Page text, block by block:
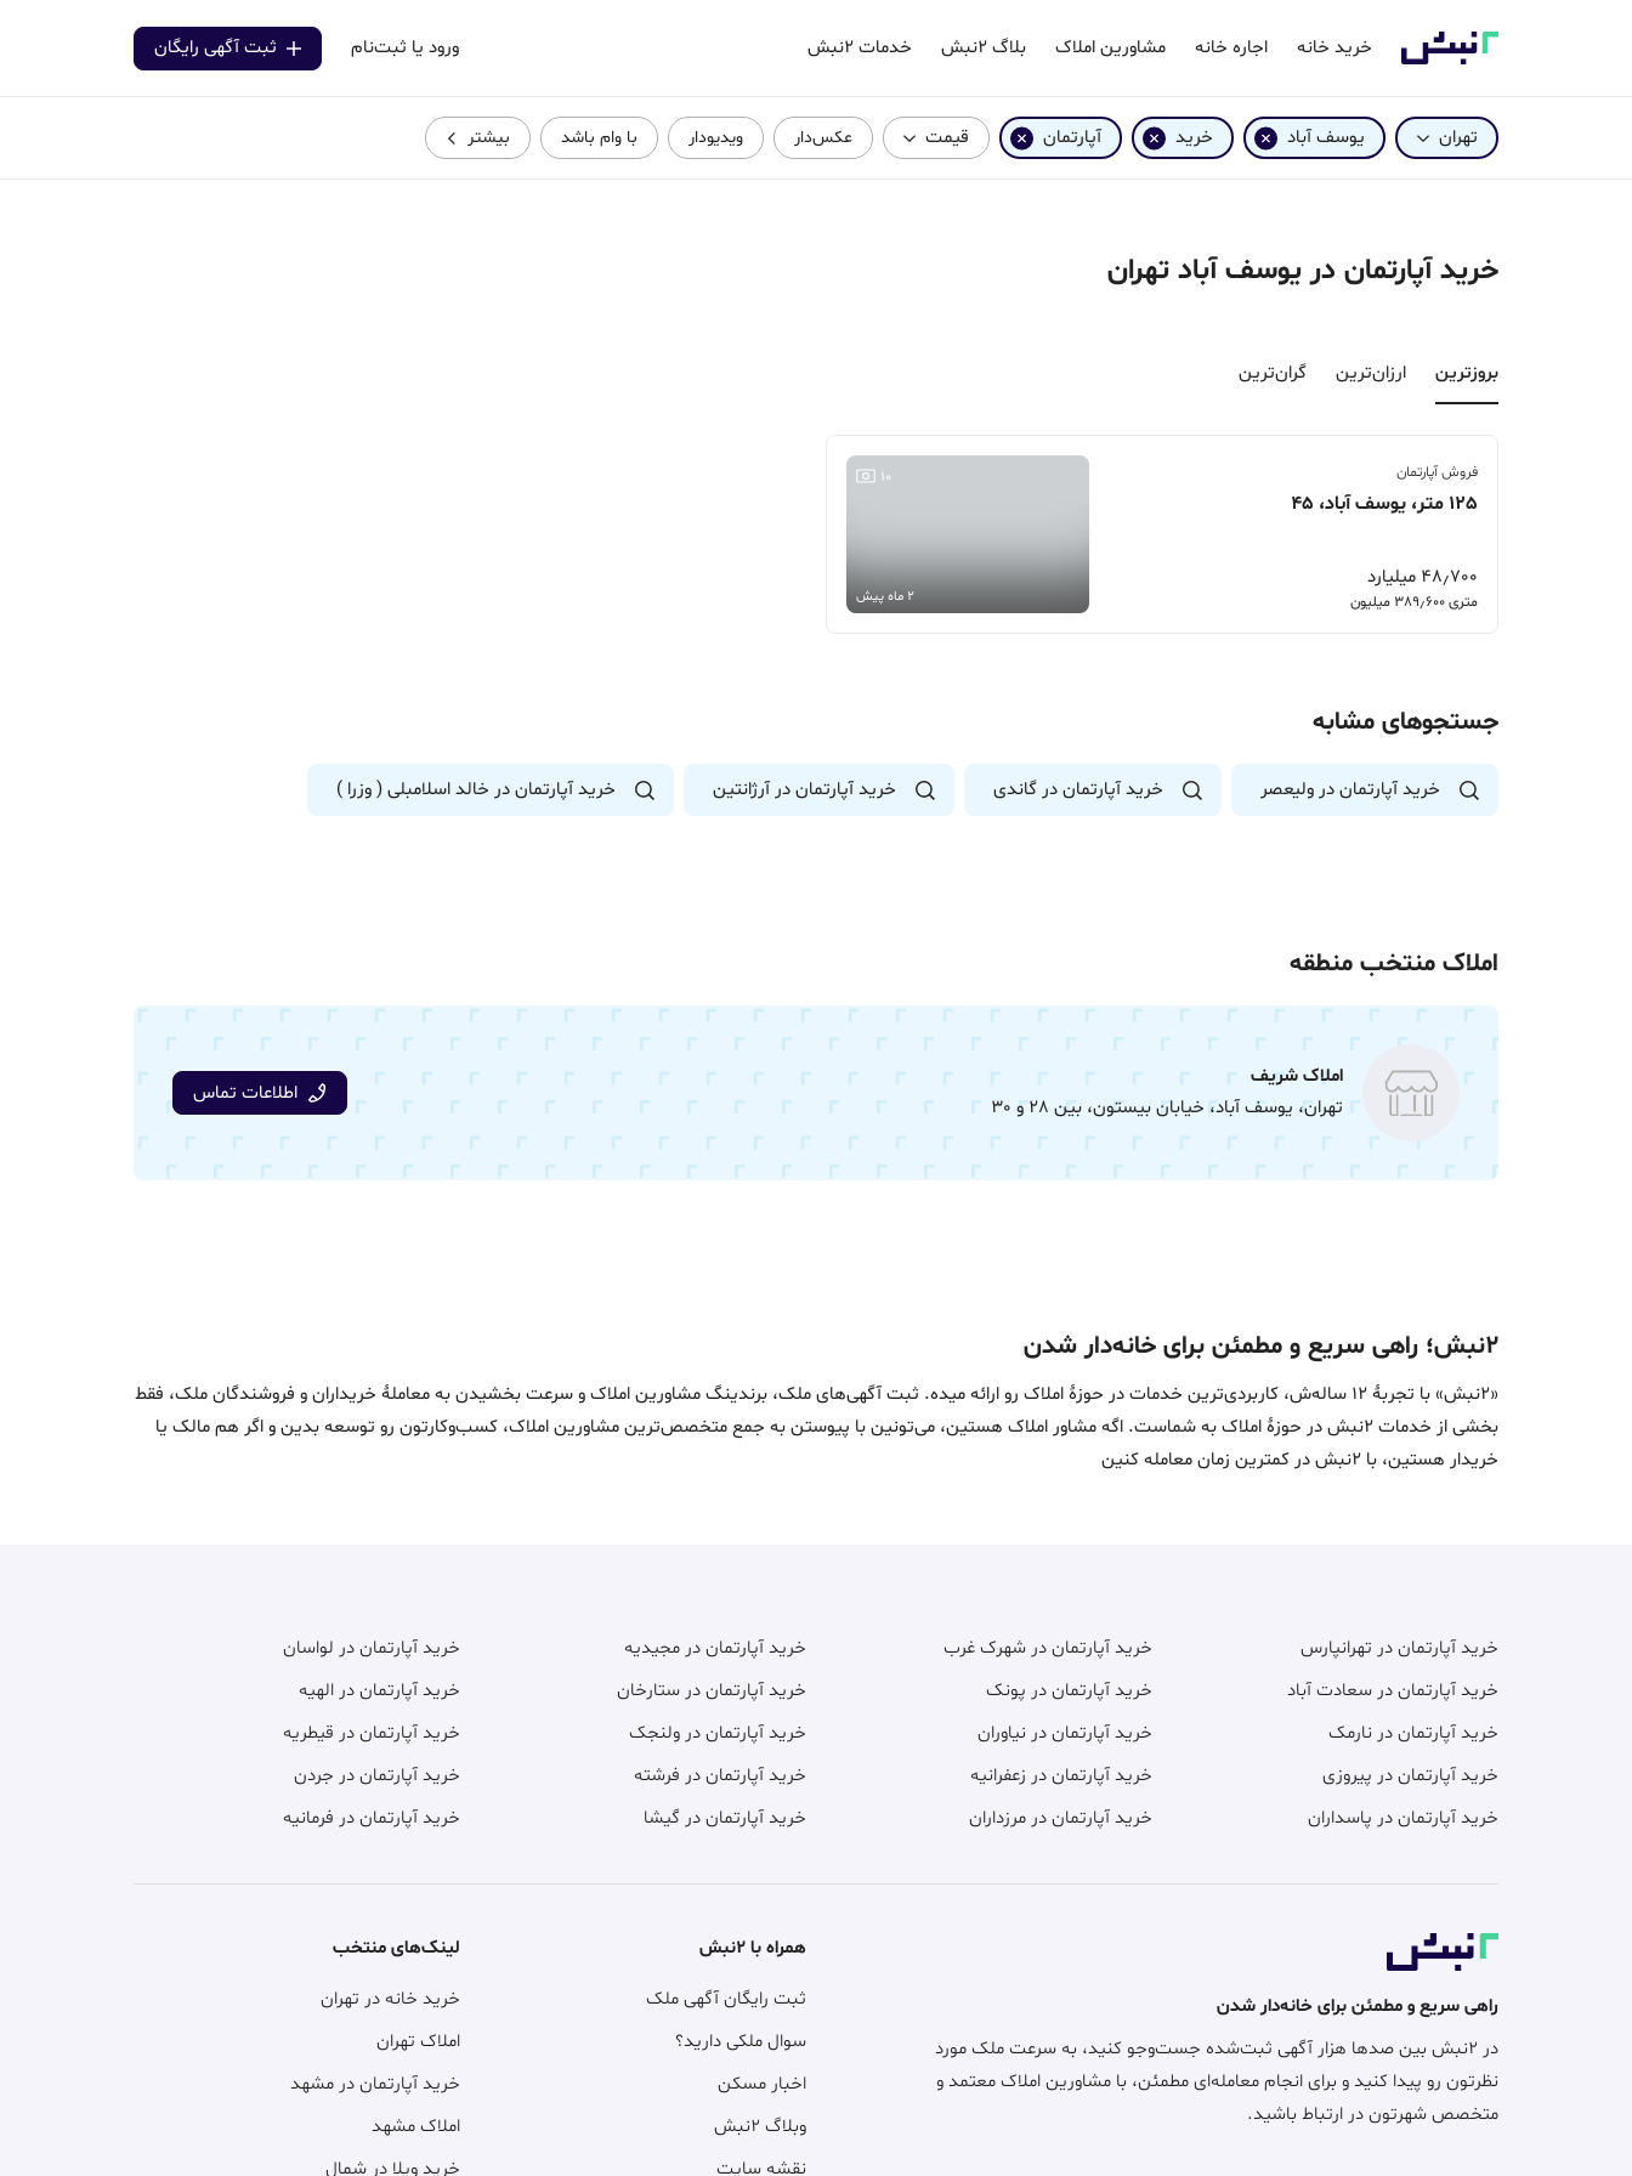
خرید خانه اجاره خانه مشاورین املاک بلاگ ۲نبش خدمات ۲نبش ورود یا ثبت‌نام ثبت آگهی رایگان
تهران یوسف آباد خرید آپارتمان قیمت عکس‌دار ویدیودار با وام باشد بیشتر
خرید آپارتمان در یوسف آباد تهران
بروزترین‌ ارزان‌ترین گران‌ترین
فروش آپارتمان
125 متر، یوسف آباد، 45
48٫700 میلیارد
متری 389٫600 میلیون
10
2 ماه پیش
جستجوهای مشابه
خرید آپارتمان در ولیعصر خرید آپارتمان در گاندی خرید آپارتمان در آرژانتین خرید آپارتمان در خالد اسلامبلی ( وزرا )
املاک منتخب منطقه
املاک شریف
تهران، یوسف آباد، خیابان بیستون، بین 28 و 30
اطلاعات تماس
۲نبش؛ راهی سریع و مطمئن برای خانه‌دار شدن
«2نبش» با تجربۀ 12 ساله‌ش، کاربردی‌ترین خدمات در حوزۀ املاک رو ارائه میده. ثبت آگهی‌های ملک، برندینگ مشاورین املاک و سرعت بخشیدن به معاملۀ خریداران و فروشندگان ملک، فقط
بخشی از خدمات 2نبش در حوزۀ املاک به شماست. اگه مشاور املاک هستین، می‌تونین با پیوستن به جمع متخصص‌ترین مشاورین املاک، کسب‌وکارتون رو توسعه بدین و اگر هم مالک یا
خریدار هستین، با 2نبش در کمترین زمان معامله‌ کنین
خرید آپارتمان در تهرانپارس
خرید آپارتمان در سعادت آباد
خرید آپارتمان در نارمک
خرید آپارتمان در پیروزی
خرید آپارتمان در پاسداران
خرید آپارتمان در شهرک غرب
خرید آپارتمان در پونک
خرید آپارتمان در نیاوران
خرید آپارتمان در زعفرانیه
خرید آپارتمان در مرزداران
خرید آپارتمان در مجیدیه
خرید آپارتمان در ستارخان
خرید آپارتمان در ولنجک
خرید آپارتمان در فرشته
خرید آپارتمان در گیشا
خرید آپارتمان در لواسان
خرید آپارتمان در الهیه
خرید آپارتمان در قیطریه
خرید آپارتمان در جردن
خرید آپارتمان در فرمانیه
راهی سریع و مطمئن برای خانه‌دار شدن
در ۲نبش بین صدها هزار آگهی ثبت‌شده جست‌وجو کنید، به سرعت ملک مورد
نظرتون رو پیدا کنید و برای انجام معامله‌ای مطمئن، با مشاورین املاک معتمد و
متخصص شهرتون در ارتباط باشید.
همراه با ۲نبش
ثبت رایگان آگهی ملک
سوال ملکی دارید؟
اخبار مسکن
وبلاگ ۲نبش
نقشه سایت
لینک‌های منتخب
خرید خانه در تهران
املاک تهران
خرید آپارتمان در مشهد
املاک مشهد
خرید ویلا در شمال